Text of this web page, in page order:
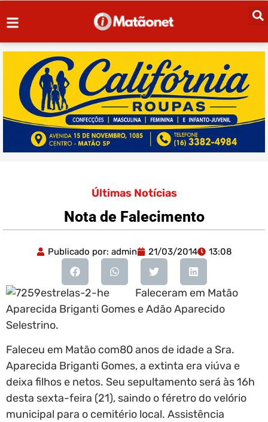
Últimas Notícias
Nota de Falecimento
Publicado por: admin 21/03/2014 13:08
Faleceram em Matão
Aparecida Briganti Gomes e Adão Aparecido
Selestrino.
Faleceu em Matão com80 anos de idade a Sra.
Aparecida Briganti Gomes, a extinta era viúva e
deixa filhos e netos. Seu sepultamento será às 16h
desta sexta-feira (21), saindo o féretro do velório
municipal para o cemitério local. Assistência